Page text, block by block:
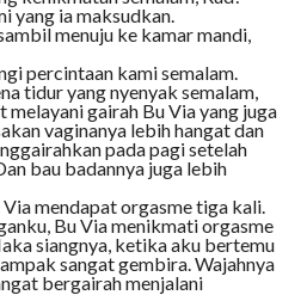
yang ia maksudkan.
menuju ke kamar mandi,
percintaan kami semalam.
tidur yang nyenyak semalam,
gairah Bu Via yang juga
vaginanya lebih hangat dan
pada pagi setelah
bau badannya juga lebih
mendapat orgasme tiga kali.
Bu Via menikmati orgasme
siangnya, ketika aku bertemu
sangat gembira. Wajahnya
bergairah menjalani